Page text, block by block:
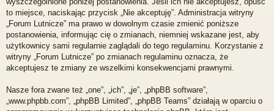
to miejsce, naciskając przycisk „Nie akceptuję”. Administracja witryny
„Forum Lutnicze” ma prawo w dowolnym czasie zmienić poniższe
postanowienia, informując cię o zmianach, niemniej wskazane jest, aby
użytkownicy sami regularnie zaglądali do tego regulaminu. Korzystanie z
witryny „Forum Lutnicze” po zmianach regulaminu oznacza, że
akceptujesz te zmiany ze wszelkimi konsekwencjami prawnymi.
Nasze fora zwane też „one”, „ich”, „je”, „phpBB software”,
„www.phpbb.com”, „phpBB Limited”, „phpBB Teams” działają w oparciu o